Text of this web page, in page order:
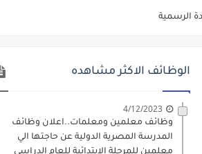
الكتروني بتاريخ 15-7-2026
9 يوليو 2026
والاوراق المطلوبة وكيفية التقديم
فني كهرباء / فني غلايات / فني غازات / فني سباك )
الوظائف الاكثر مشاهده
4/12/2023
وظائف معلمين ومعلمات..اعلان وظائف
المدرسة المصرية الدولية عن حاجتها الي
معلمين للمرحلة الابتدائية للعام الدراسي